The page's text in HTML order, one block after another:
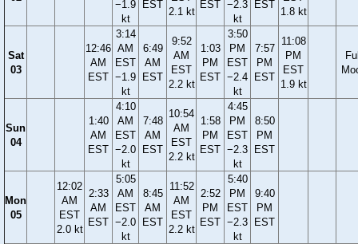
−1.9
kt
EST
2.1 kt
EST −2.3
kt
EST
1.8 kt
Sat
03
12:46
AM
EST
3:14
AM
EST
−1.9
kt
6:49
AM
EST
9:52
AM
EST
2.2 kt
1:03
PM
EST
3:50
PM
EST
−2.4
kt
7:57
PM
EST
11:08
PM
EST
1.9 kt
Sun
04
1:40
AM
EST
4:10
AM
EST
−2.0
kt
7:48
AM
EST
10:54
AM
EST
2.2 kt
1:58
PM
EST
4:45
PM
EST
−2.3
kt
8:50
PM
EST
Mon
05
12:02
AM
EST
2.0 kt
2:33
AM
EST
5:05
AM
EST
−2.0
kt
8:45
AM
EST
11:52
AM
EST
2.2 kt
2:52
PM
EST
5:40
PM
EST
−2.3
kt
9:40
PM
EST